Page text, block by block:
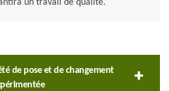
un travail de qualité.
de pose et de changement